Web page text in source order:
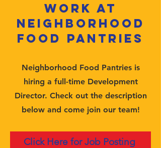
Work at
Neighborhood
Food Pantries
Neighborhood Food Pantries is
hiring a full-time Development
Director. Check out the description
below and come join our team!
Click Here for Job Posting